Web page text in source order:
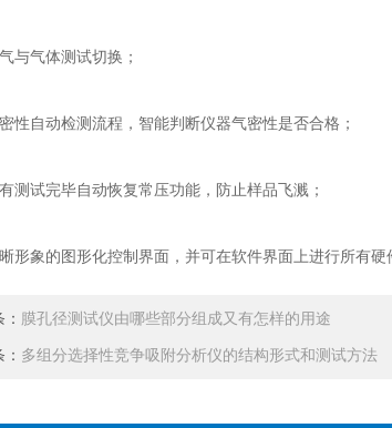
气体测试切换；
自动检测流程，智能判断仪器气密性是否合格；
试完毕自动恢复常压功能，防止样品飞溅；
象的图形化控制界面，并可在软件界面上进行所有硬
膜孔径测试仪由哪些部分组成又有怎样的用途
多组分选择性竞争吸附分析仪的结构形式和测试方法